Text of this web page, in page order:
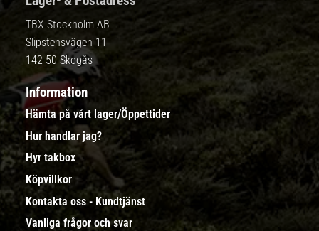
TBX Stockholm AB
Slipstensvägen 11
142 50 Skogås
Information
Hämta på vårt lager/Öppettider
Hur handlar jag?
Hyr takbox
Köpvillkor
Kontakta oss - Kundtjänst
Vanliga frågor och svar